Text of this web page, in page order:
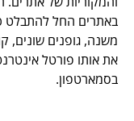
באתרים החל להתבלט
משנה, גופנים שונים, קו
את אותו פורטל אינטרנט
בסמארטפון.